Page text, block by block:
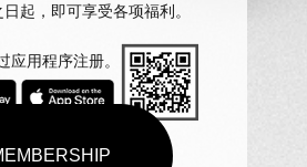
起，即可享受各项福利。
应用程序注册。